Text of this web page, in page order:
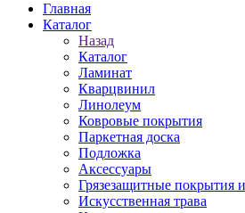
Главная
Каталог
Назад
Каталог
Ламинат
Кварцвинил
Линолеум
Ковровые покрытия
Паркетная доска
Подложка
Аксессуары
Грязезащитные покрытия
Искусственная трава